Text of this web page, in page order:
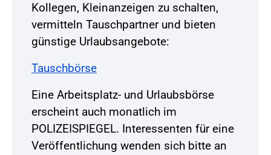
Kollegen, Kleinanzeigen zu schalten,
vermitteln Tauschpartner und bieten
günstige Urlaubsangebote:
Tauschbörse
Eine Arbeitsplatz- und Urlaubsbörse
erscheint auch monatlich im
POLIZEISPIEGEL. Interessenten für eine
Veröffentlichung wenden sich bitte an